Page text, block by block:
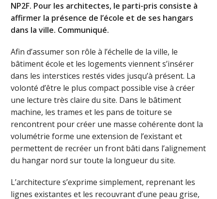
NP2F. Pour les architectes, le parti-pris consiste à
affirmer la présence de l’école et de ses hangars
dans la ville. Communiqué.
Afin d’assumer son rôle à l’échelle de la ville, le
bâtiment école et les logements viennent s’insérer
dans les interstices restés vides jusqu’à présent. La
volonté d’être le plus compact possible vise à créer
une lecture très claire du site. Dans le bâtiment
machine, les trames et les pans de toiture se
rencontrent pour créer une masse cohérente dont la
volumétrie forme une extension de l’existant et
permettent de recréer un front bâti dans l’alignement
du hangar nord sur toute la longueur du site.
L’architecture s’exprime simplement, reprenant les
lignes existantes et les recouvrant d’une peau grise,